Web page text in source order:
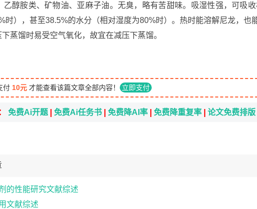
乙醇胺类、矿物油、亚麻子油。无臭，略有苦甜味。吸湿性强，可吸
时），甚至38.5%的水分（相对湿度为80%时）。热时能溶解尼龙，也
蒸馏时易受空气氧化，故宜在减压下蒸馏。
付 10元 才能查看该篇文章全部内容！ 立即支付
免费Ai开题 免费Ai任务书 免费降AI率 免费降重复率 论文免费排版
的性能研究文献综述
文献综述